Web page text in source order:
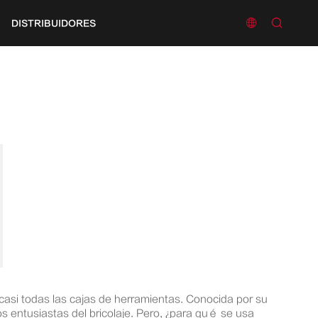
DISTRIBUIDORES  
todas las cajas de herramientas. Conocida por su
entusiastas del bricolaje. Pero, ¿para qué se usa